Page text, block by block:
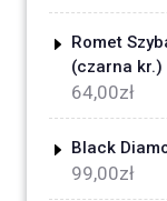
Romet
(czarna kr.)
64,00zł
Black
99,00zł